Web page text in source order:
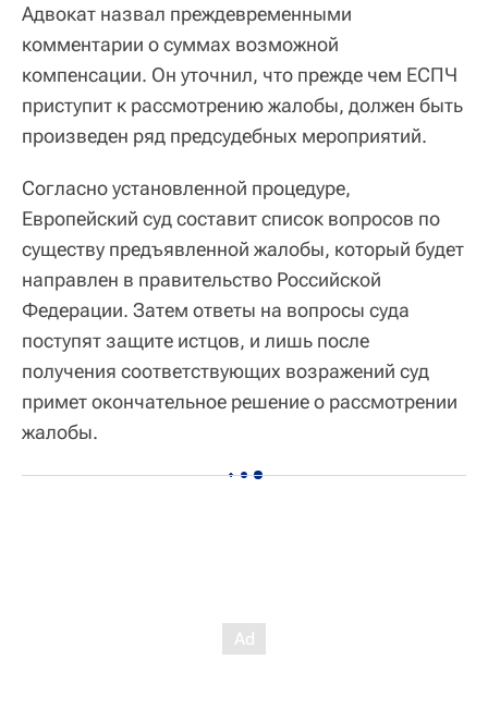
Адвокат назвал преждевременными
комментарии о суммах возможной
компенсации. Он уточнил, что прежде чем ЕСПЧ
приступит к рассмотрению жалобы, должен быть
произведен ряд предсудебных мероприятий.
Согласно установленной процедуре,
Европейский суд составит список вопросов по
существу предъявленной жалобы, который будет
направлен в правительство Российской
Федерации. Затем ответы на вопросы суда
поступят защите истцов, и лишь после
получения соответствующих возражений суд
примет окончательное решение о рассмотрении
жалобы.